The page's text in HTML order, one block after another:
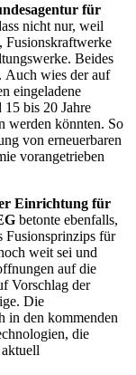
für
nicht nur, weil
Fusionskraftwerke
Beides
Auch wies der auf
eingeladene
15 bis 20 Jahre
werden könnten. So
von erneuerbaren
vorangetrieben
Einrichtung für
betonte ebenfalls,
Fusionsprinzips für
weit sei und
auf die
Vorschlag der
Die
in den kommenden
die